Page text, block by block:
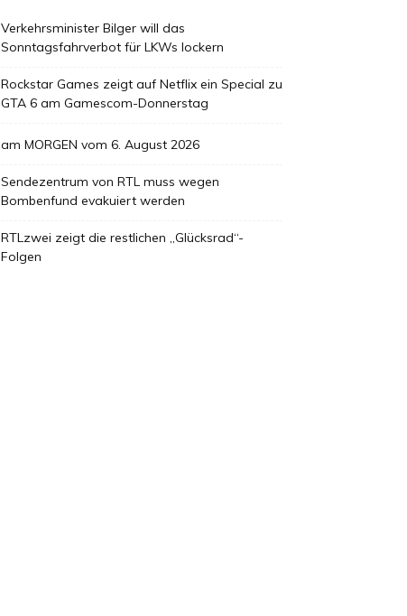
Verkehrsminister Bilger will das
Sonntagsfahrverbot für LKWs lockern
Rockstar Games zeigt auf Netflix ein Special zu
GTA 6 am Gamescom-Donnerstag
am MORGEN vom 6. August 2026
Sendezentrum von RTL muss wegen
Bombenfund evakuiert werden
RTLzwei zeigt die restlichen „Glücksrad“-
Folgen